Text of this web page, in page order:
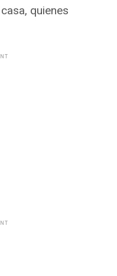
quienes